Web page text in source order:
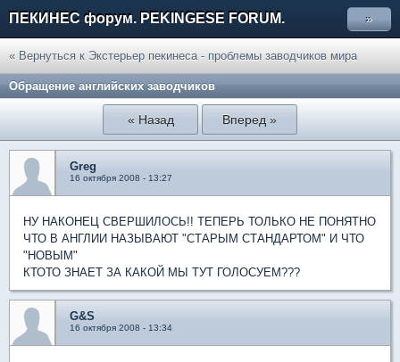
ПЕКИНЕС форум. PEKINGESE FORUM. »
« Вернуться к Экстерьер пекинеса - проблемы заводчиков мира
Обращение английских заводчиков
« Назад Вперед »
Greg
16 октября 2008 - 13:27
НУ НАКОНЕЦ СВЕРШИЛОСЬ!! ТЕПЕРЬ ТОЛЬКО НЕ ПОНЯТНО
ЧТО В АНГЛИИ НАЗЫВАЮТ "СТАРЫМ СТАНДАРТОМ" И ЧТО
"НОВЫМ"
КТОТО ЗНАЕТ ЗА КАКОЙ МЫ ТУТ ГОЛОСУЕМ???
G&S
16 октября 2008 - 13:34